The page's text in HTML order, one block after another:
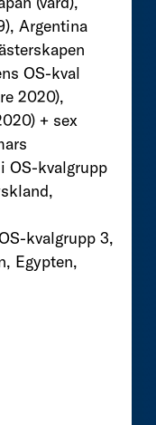
Argentina
OS-kval
2020),
+ sex
OS-kvalgrupp
kvalgrupp 3,
Egypten,